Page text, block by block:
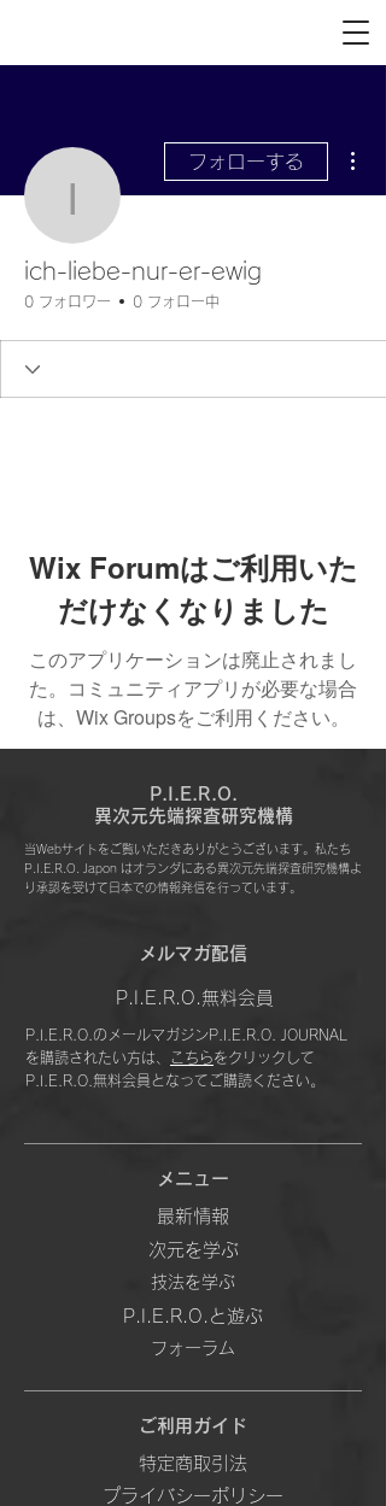
ich-liebe-nur-er-
フォローする
ich-liebe-nur-er-ewig
0 フォロワー 0 フォロー中
Wix Forumはご利用いた
だけなくなりました
このアプリケーションは廃止されまし
た。コミュニティアプリが必要な場合
は、Wix Groupsをご利用ください。
P.I.E.R.O.
​異次元先端探査研究機構
当Webサイトをご覧いただきありがとうございます。私たち
P.I.E.R.O. Japon はオランダにある異次元先端探査研究機構よ
り承認を受けて日本での情報発信を行っています。
​メルマガ配信
P.I.E.R.O.無料会員
P.I.E.R.O.のメールマガジンP.I.E.R.O. JOURNAL
を購読されたい方は、 こちらをクリックして
P.I.E.R.O.無料会員となってご購読ください。
メニュー
最新情報
次元を学ぶ
技法を学ぶ
P.I.E.R.O.と遊ぶ
フォーラム
ご利用ガイド
特定商取引法
プライバシーポリシー